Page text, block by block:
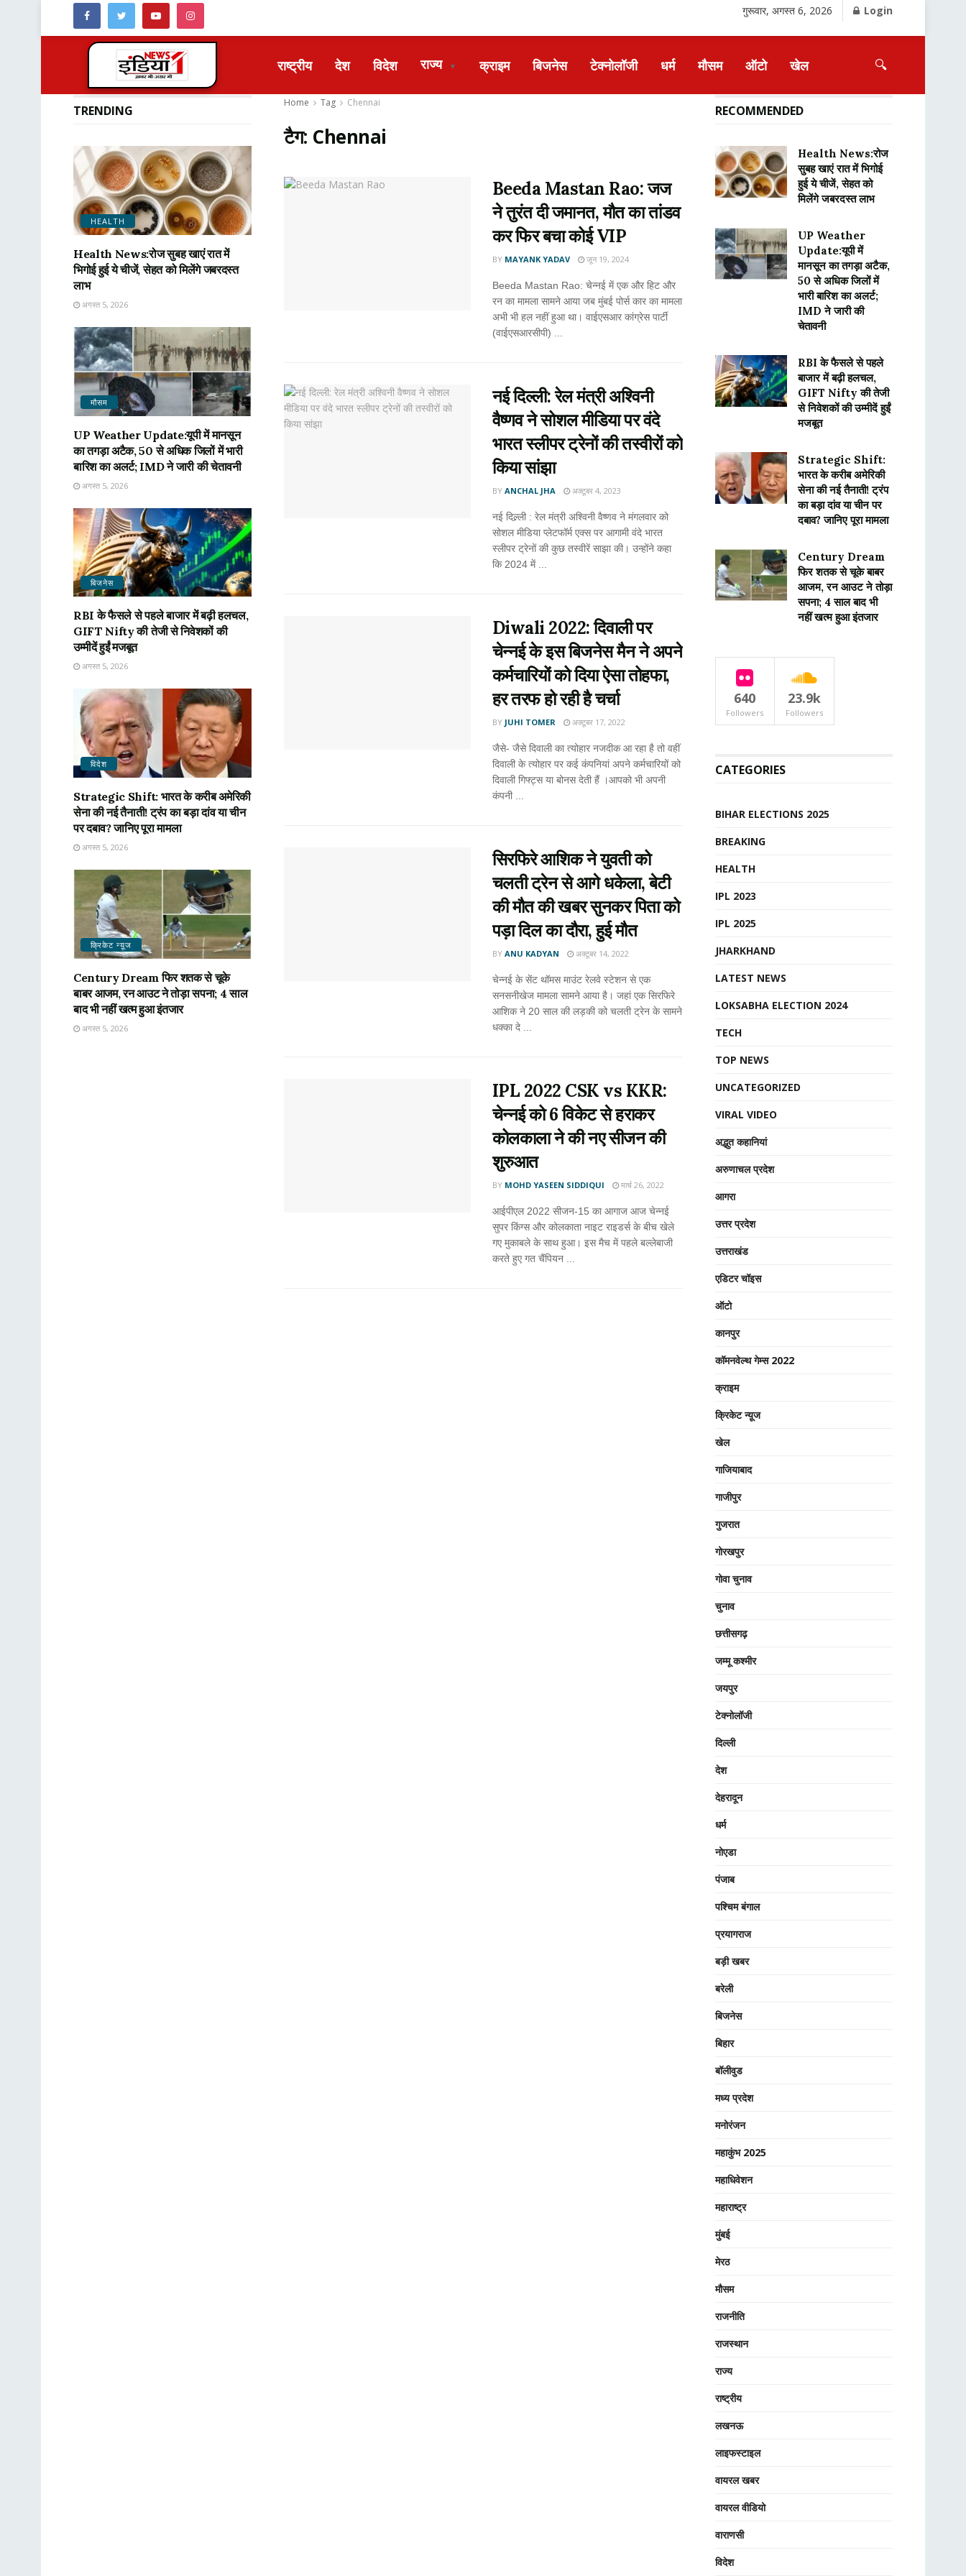
गुरूवार, अगस्त 6, 2026 Login
राष्ट्रीय देश विदेश राज्य ▼ क्राइम बिजनेस टेक्नोलॉजी धर्म मौसम ऑटो खेल 🔍
Home Tag Chennai
टैग: Chennai
Beeda Mastan Rao: जज
ने तुरंत दी जमानत, मौत का तांडव
कर फिर बचा कोई VIP
BY MAYANK YADAV जून 19, 2024
Beeda Mastan Rao: चेन्नई में एक और हिट और
रन का मामला सामने आया जब मुंबई पोर्स कार का मामला
अभी भी हल नहीं हुआ था। वाईएसआर कांग्रेस पार्टी
(वाईएसआरसीपी) ...
नई दिल्ली: रेल मंत्री अश्विनी
वैष्णव ने सोशल मीडिया पर वंदे
भारत स्लीपर ट्रेनों की तस्वीरों को
किया सांझा
BY ANCHAL JHA अक्टूबर 4, 2023
नई दिल्र्ली : रेल मंत्री अश्विनी वैष्णव ने मंगलवार को
सोशल मीडिया प्लेटफॉर्म एक्स पर आगामी वंदे भारत
स्लीपर ट्रेनों की कुछ तस्वीरें साझा की। उन्‍होंने कहा
कि 2024 में ...
Diwali 2022: दिवाली पर
चेन्नई के इस बिजनेस मैन ने अपने
कर्मचारियों को दिया ऐसा तोहफा,
हर तरफ हो रही है चर्चा
BY JUHI TOMER अक्टूबर 17, 2022
जैसे- जैसे दिवाली का त्योहार नजदीक आ रहा है तो वहीं
दिवाली के त्योहार पर कई कंपनियां अपने कर्मचारियों को
दिवाली गिफ्ट्स या बोनस देती हैं ।आपको भी अपनी
कंपनी ...
सिरफिरे आशिक ने युवती को
चलती ट्रेन से आगे धकेला, बेटी
की मौत की खबर सुनकर पिता को
पड़ा दिल का दौरा, हुई मौत
BY ANU KADYAN अक्टूबर 14, 2022
चेन्नई के सेंट थॉमस माउंट रेलवे स्टेशन से एक
सनसनीखेज मामला सामने आया है। जहां एक सिरफिरे
आशिक ने 20 साल की लड़की को चलती ट्रेन के सामने
धक्का दे ...
IPL 2022 CSK vs KKR:
चेन्नई को 6 विकेट से हराकर
कोलकाला ने की नए सीजन की
शुरुआत
BY MOHD YASEEN SIDDIQUI मार्च 26, 2022
आईपीएल 2022 सीजन-15 का आगाज आज चेन्नई
सुपर किंग्स और कोलकाता नाइट राइडर्स के बीच खेले
गए मुकाबले के साथ हुआ। इस मैच में पहले बल्लेबाजी
करते हुए गत चैंपियन ...
TRENDING
HEALTH
Health News:रोज सुबह खाएं रात में
भिगोई हुई ये चीजें, सेहत को मिलेंगे जबरदस्त
लाभ
अगस्त 5, 2026
मौसम
UP Weather Update:यूपी में मानसून
का तगड़ा अटैक, 50 से अधिक जिलों में भारी
बारिश का अलर्ट; IMD ने जारी की चेतावनी
अगस्त 5, 2026
बिजनेस
RBI के फैसले से पहले बाजार में बढ़ी हलचल,
GIFT Nifty की तेजी से निवेशकों की
उम्मीदें हुईं मजबूत
अगस्त 5, 2026
विदेश
Strategic Shift: भारत के करीब अमेरिकी
सेना की नई तैनाती! ट्रंप का बड़ा दांव या चीन
पर दबाव? जानिए पूरा मामला
अगस्त 5, 2026
क्रिकेट न्यू़ज
Century Dream फिर शतक से चूके
बाबर आजम, रन आउट ने तोड़ा सपना; 4 साल
बाद भी नहीं खत्म हुआ इंतजार
अगस्त 5, 2026
RECOMMENDED
Health News:रोज
सुबह खाएं रात में भिगोई
हुई ये चीजें, सेहत को
मिलेंगे जबरदस्त लाभ
UP Weather
Update:यूपी में
मानसून का तगड़ा अटैक,
50 से अधिक जिलों में
भारी बारिश का अलर्ट;
IMD ने जारी की
चेतावनी
RBI के फैसले से पहले
बाजार में बढ़ी हलचल,
GIFT Nifty की तेजी
से निवेशकों की उम्मीदें हुईं
मजबूत
Strategic Shift:
भारत के करीब अमेरिकी
सेना की नई तैनाती! ट्रंप
का बड़ा दांव या चीन पर
दबाव? जानिए पूरा मामला
Century Dream
फिर शतक से चूके बाबर
आजम, रन आउट ने तोड़ा
सपना; 4 साल बाद भी
नहीं खत्म हुआ इंतजार
640
Followers
23.9k
Followers
CATEGORIES
BIHAR ELECTIONS 2025
BREAKING
HEALTH
IPL 2023
IPL 2025
JHARKHAND
LATEST NEWS
LOKSABHA ELECTION 2024
TECH
TOP NEWS
UNCATEGORIZED
VIRAL VIDEO
अद्भुत कहानियां
अरुणाचल प्रदेश
आगरा
उत्तर प्रदेश
उत्तराखंड
एडिटर चॉइस
ऑटो
कानपुर
कॉमनवेल्थ गेम्स 2022
क्राइम
क्रिकेट न्यू़ज
खेल
गाजियाबाद
गाजीपुर
गुजरात
गोरखपुर
गोवा चुनाव
चुनाव
छत्तीसगढ़
जम्मू कश्मीर
जयपुर
टेक्नोलॉजी
दिल्ली
देश
देहरादून
धर्म
नोएडा
पंजाब
पश्चिम बंगाल
प्रयागराज
बड़ी खबर
बरेली
बिजनेस
बिहार
बॉलीवुड
मध्य प्रदेश
मनोरंजन
महाकुंभ 2025
महाधिवेशन
महाराष्ट्र
मुंबई
मेरठ
मौसम
राजनीति
राजस्थान
राज्य
राष्ट्रीय
लखनऊ
लाइफस्टाइल
वायरल खबर
वायरल वीडियो
वाराणसी
विदेश